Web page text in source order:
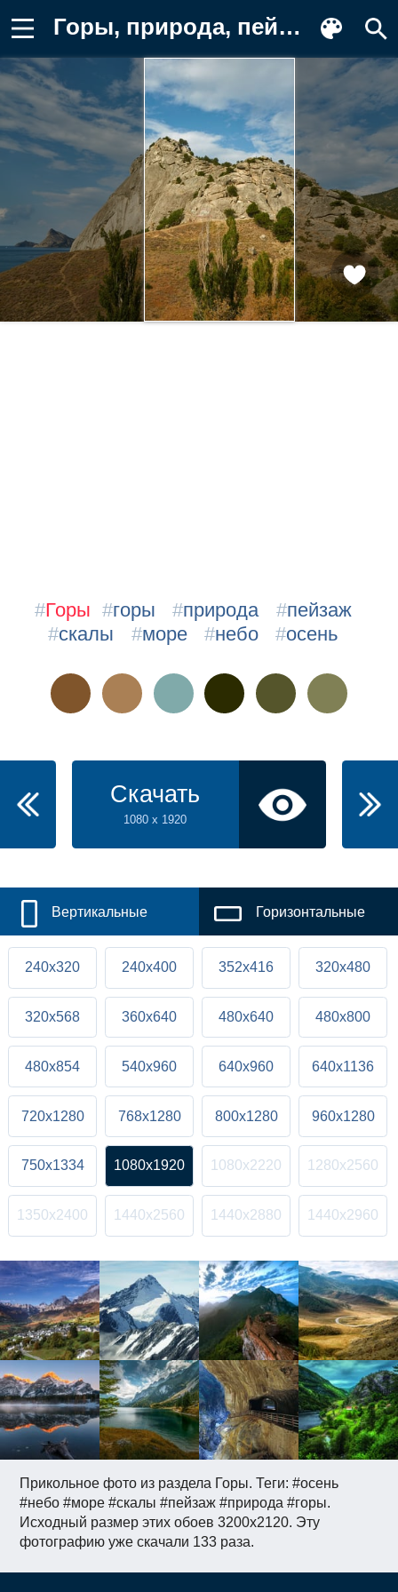
Горы, природа, пейзаж, скалы, море Картинка для телефона
Прикольное фото из раздела Горы. Теги: #осень
#небо #море #скалы #пейзаж #природа #горы.
Исходный размер этих обоев 3200x2120. Эту
фотографию уже скачали 133 раза.
#Горы #горы #природа #пейзаж
#скалы #море #небо #осень
Скачать
1080 x 1920
Вертикальные Горизонтальные
240x320 240x400 352x416 320x480
320x568 360x640 480x640 480x800
480x854 540x960 640x960 640x1136
720x1280 768x1280 800x1280 960x1280
750x1334 1080x1920 1080x2220 1280x2560
1350x2400 1440x2560 1440x2880 1440x2960